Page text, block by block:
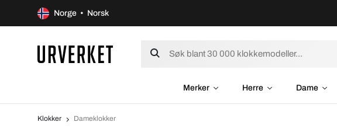
Norge • Norsk
Merker Herre Dame
Klokker Dameklokker